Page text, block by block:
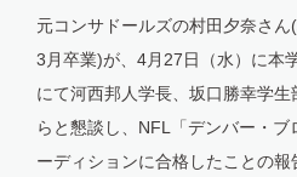
元コンサドールズの村田夕奈さ
3月卒業)が、4月27日（水）に本
にて河西邦人学長、坂口勝幸学
らと懇談し、NFL「デンバー・
ーディションに合格したことの報